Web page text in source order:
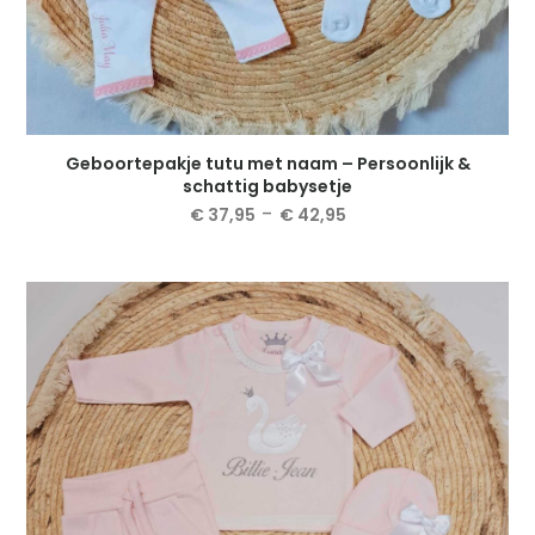
Geboortepakje tutu met naam – Persoonlijk &
schattig babysetje
€37,95 - €42,95Prijsklasse:
€ 42,95
heeft
meerdere
variaties.
Deze
optie
kan
gekozen
worden
op